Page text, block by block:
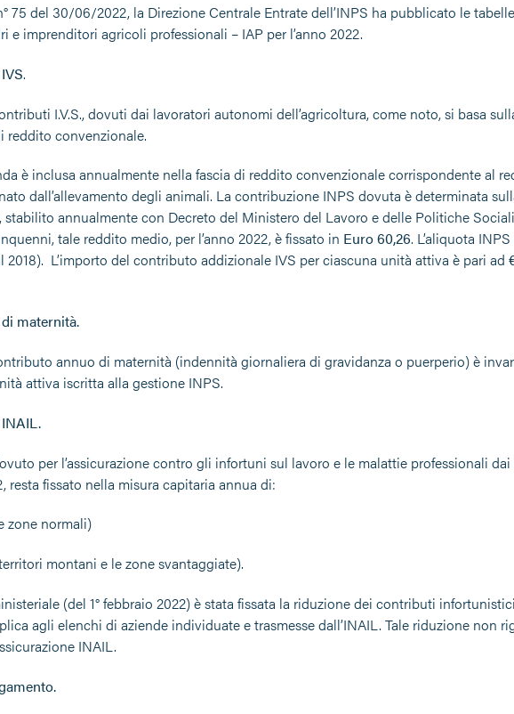
75 del 30/06/2022, la Direzione Centrale Entrate dell’INPS ha pubblicato le
e imprenditori agricoli professionali – IAP per l’anno 2022.
.
I.V.S., dovuti dai lavoratori autonomi dell’agricoltura, come noto, si basa
reddito convenzionale.
è inclusa annualmente nella fascia di reddito convenzionale corrispondente al
dall’allevamento degli animali. La contribuzione INPS dovuta è determinata
stabilito annualmente con Decreto del Ministero del Lavoro e delle Politiche
tale reddito medio, per l’anno 2022, è fissato in Euro60,26. L’aliquota
2018). L’importo del contributo addizionale IVS per ciascuna unità attiva è pari ad
maternità.
annuo di maternità (indennità giornaliera di gravidanza o puerperio) è
attiva iscritta alla gestione INPS.
per l’assicurazione contro gli infortuni sul lavoro e le malattie professionali
resta fissato nella misura capitaria annua di:
zone normali)
montani e le zone svantaggiate).
(del 1° febbraio 2022) è stata fissata la riduzione dei contributi
agli elenchi di aziende individuate e trasmesse dall’INAIL. Tale riduzione non
INAIL.